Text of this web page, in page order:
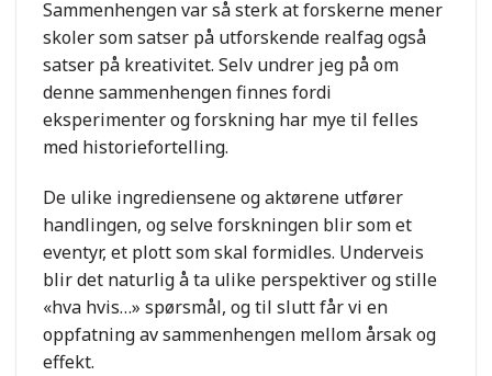
Sammenhengen var så sterk at forskerne mener
skoler som satser på utforskende realfag også
satser på kreativitet. Selv undrer jeg på om
denne sammenhengen finnes fordi
eksperimenter og forskning har mye til felles
med historiefortelling.
De ulike ingrediensene og aktørene utfører
handlingen, og selve forskningen blir som et
eventyr, et plott som skal formidles. Underveis
blir det naturlig å ta ulike perspektiver og stille
«hva hvis…» spørsmål, og til slutt får vi en
oppfatning av sammenhengen mellom årsak og
effekt.